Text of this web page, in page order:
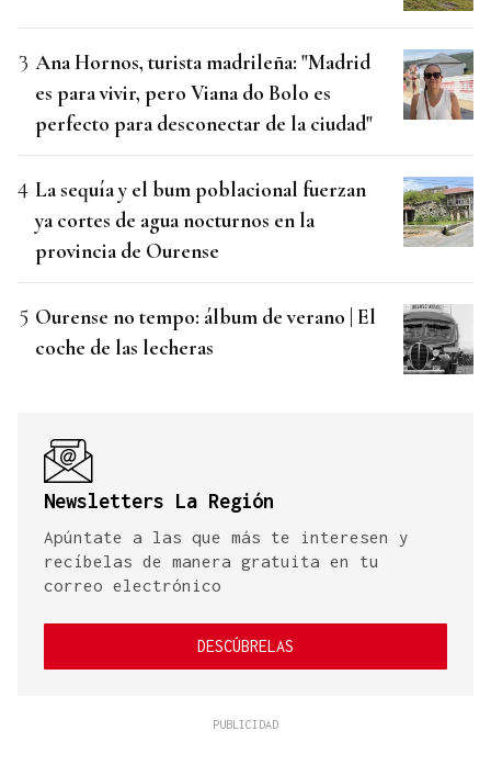
Ana Hornos, turista madrileña: "Madrid
es para vivir, pero Viana do Bolo es
perfecto para desconectar de la ciudad"
La sequía y el bum poblacional fuerzan
ya cortes de agua nocturnos en la
provincia de Ourense
Ourense no tempo: álbum de verano | El
coche de las lecheras
Newsletters La Región
Apúntate a las que más te interesen y
recíbelas de manera gratuita en tu
correo electrónico
DESCÚBRELAS